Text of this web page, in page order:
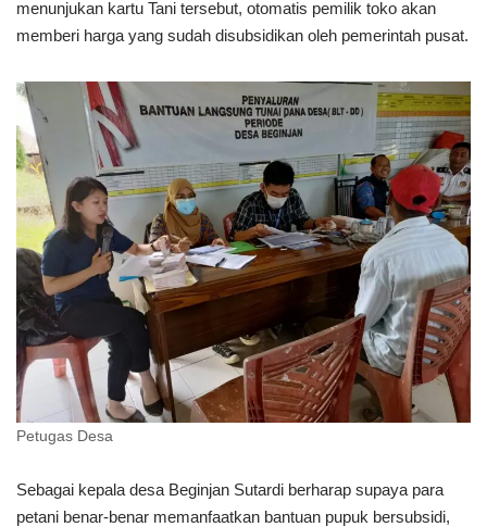
menunjukan kartu Tani tersebut, otomatis pemilik toko akan
memberi harga yang sudah disubsidikan oleh pemerintah pusat.
Petugas Desa
Sebagai kepala desa Beginjan Sutardi berharap supaya para
petani benar-benar memanfaatkan bantuan pupuk bersubsidi,